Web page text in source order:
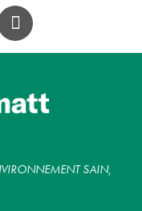
SAIN,